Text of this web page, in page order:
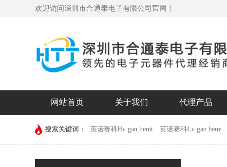
欢迎访问深圳市合通泰电子有限公司官网！
网站首页 关于我们 代理产品
搜索关键词： 英诺赛科Hv gan hemt 英诺赛科Lv gan hemt
devechip